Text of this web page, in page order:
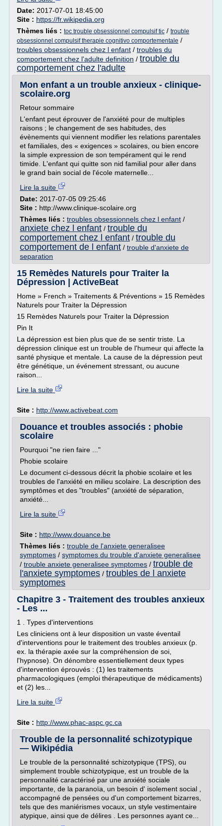
Date: 2017-07-01 18:45:00
Site : https://fr.wikipedia.org
Thèmes liés : toc trouble obsessionnel compulsif tic / trouble
obsessionnel compulsif therapie cognitivo comportementale /
troubles obsessionnels chez l enfant / troubles du
comportement chez l'adulte definition / trouble du
comportement chez l'adulte
Mon enfant a un trouble anxieux - clinique-
scolaire.org
Retour sommaire
L'enfant peut éprouver de l'anxiété pour de multiples
raisons ; le changement de ses habitudes, des
évènements qui viennent modifier les relations parentales
et familiales, des « exigences » scolaires, ou bien encore
la simple expression de son tempérament qui le rend
timide. L'enfant qui quitte son nid familial pour aller dans
le grand bain social de l'école maternelle...
Lire la suite
Date: 2017-07-05 09:25:46
Site : http://www.clinique-scolaire.org
Thèmes liés : troubles obsessionnels chez l enfant /
anxiete chez l enfant / trouble du
comportement chez l enfant / trouble du
comportement de l enfant / trouble d'anxiete de
separation
15 Remèdes Naturels pour Traiter la
Dépression | ActiveBeat
Home » French » Traitements & Préventions » 15 Remèdes
Naturels pour Traiter la Dépression
15 Remèdes Naturels pour Traiter la Dépression
Pin It
La dépression est bien plus que de se sentir triste. La
dépression clinique est un trouble de l'humeur qui affecte la
santé physique et mentale. La cause de la dépression peut
être génétique, un événement stressant, ou aucune
raison...
Lire la suite
Site : http://www.activebeat.com
Douance et troubles associés : phobie
scolaire
Pourquoi "ne rien faire ..."
Phobie scolaire
Le document ci-dessous décrit la phobie scolaire et les
troubles de l'anxiété en milieu scolaire. La description des
symptômes et des "troubles" (anxiété de séparation,
anxiété...
Lire la suite
Site : http://www.douance.be
Thèmes liés : trouble de l'anxiete generalisee
symptomes / symptomes du trouble d'anxiete generalisee
/ trouble anxiete generalisee symptomes / trouble de
l'anxiete symptomes / troubles de l anxiete
symptomes
Chapitre 3 - Traitement des troubles anxieux
- Les ...
1 . Types d'interventions
Les cliniciens ont à leur disposition un vaste éventail
d'interventions pour le traitement des troubles anxieux (p.
ex. la thérapie axée sur la compréhension de soi,
l'hypnose). On dénombre essentiellement deux types
d'intervention éprouvés : (1) les traitements
pharmacologiques (emploi thérapeutique de médicaments)
et (2) les...
Lire la suite
Site : http://www.phac-aspc.gc.ca
Trouble de la personnalité schizotypique
— Wikipédia
Le trouble de la personnalité schizotypique (TPS), ou
simplement trouble schizotypique, est un trouble de la
personnalité caractérisé par une anxiété sociale
importante, de la paranoïa, un besoin d' isolement social ,
accompagné de pensées ou d'un comportement bizarres,
tels que des maniérismes vocaux, un style vestimentaire
atypique, ainsi que de délires . Les personnes ayant ce...